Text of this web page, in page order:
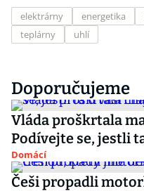
elektrárny energetika
teplárny
uhlí
Doporučujeme
Vláda proškrtala
Podívejte se, jestli
Domácí
Češi propadli